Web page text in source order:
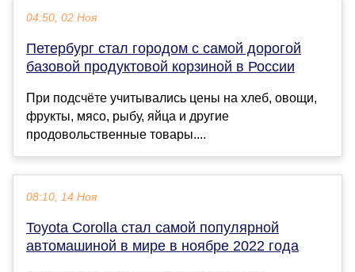
04:50, 02 Ноя
Петербург стал городом с самой дорогой
базовой продуктовой корзиной в России
При подсчёте учитывались цены на хлеб, овощи,
фрукты, мясо, рыбу, яйца и другие
продовольственные товары....
08:10, 14 Ноя
Toyota Corolla стал самой популярной
автомашиной в мире в ноябре 2022 года